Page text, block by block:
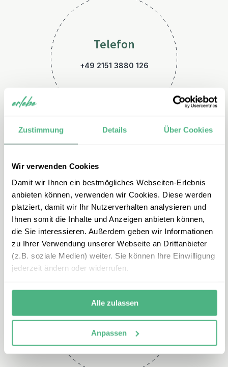
Zustimmung Details Über Cookies
Wir verwenden Cookies
Damit wir Ihnen ein bestmögliches Webseiten-Erlebnis
anbieten können, verwenden wir Cookies. Diese werden
platziert, damit wir Ihr Nutzerverhalten analysieren und
Ihnen somit die Inhalte und Anzeigen anbieten können,
die Sie interessieren. Außerdem geben wir Informationen
zu Ihrer Verwendung unserer Webseite an Drittanbieter
(z.B. soziale Medien) weiter. Sie können Ihre Einwilligung
jederzeit ändern oder widerrufen.
Alle zulassen
Anpassen
Telefon
+49 2151 3880 126
E-Mail
neuseeland@erlebe.de
Montag – Freitag:
und nach individueller
Terminvereinbarung